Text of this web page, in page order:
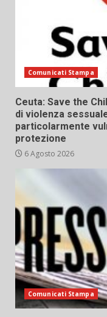
Comunicati Stampa
Ceuta: Save the
di violenza
particolarmente
protezione
6 Agosto 2026
Comunicati Stampa